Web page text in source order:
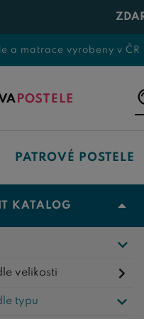
a matrace vyrobeny v ČR
PATROVÉ POSTELE
KATALOG
velikosti
typu